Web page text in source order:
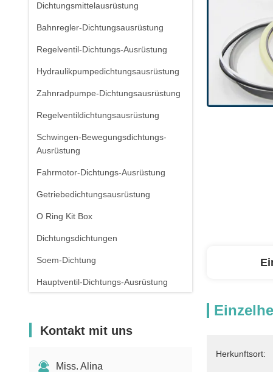
Dichtungsmittelausrüstung
Bahnregler-Dichtungsausrüstung
Regelventil-Dichtungs-Ausrüstung
Hydraulikpumpedichtungsausrüstung
Zahnradpumpe-Dichtungsausrüstung
Regelventildichtungsausrüstung
Schwingen-Bewegungsdichtungs-
Ausrüstung
Fahrmotor-Dichtungs-Ausrüstung
Getriebedichtungsausrüstung
O Ring Kit Box
Dichtungsdichtungen
Soem-Dichtung
Hauptventil-Dichtungs-Ausrüstung
Kontakt mit uns
Miss. Alina
Herkunftsort: